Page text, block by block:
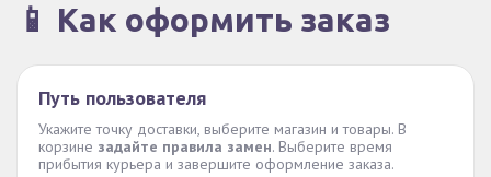
📱 Как оформить заказ
Путь пользователя
Укажите точку доставки, выберите магазин и товары. В
корзине задайте правила замен. Выберите время
прибытия курьера и завершите оформление заказа.